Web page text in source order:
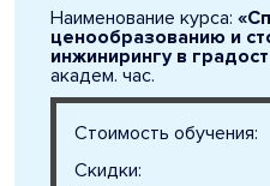
Наименование курса:
ценообразованию и
инжинирингу в
академ. час.
Стоимость обучения:
Скидки: